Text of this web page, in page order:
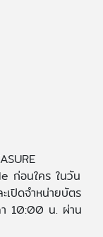
ก่อนใคร ในวัน
ปิดจำหน่ายบัตร
10:00 น. ผ่าน